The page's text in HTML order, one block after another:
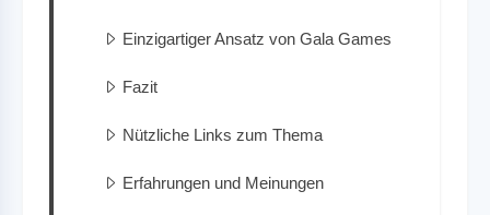
Einzigartiger Ansatz von Gala Games
Fazit
Nützliche Links zum Thema
Erfahrungen und Meinungen